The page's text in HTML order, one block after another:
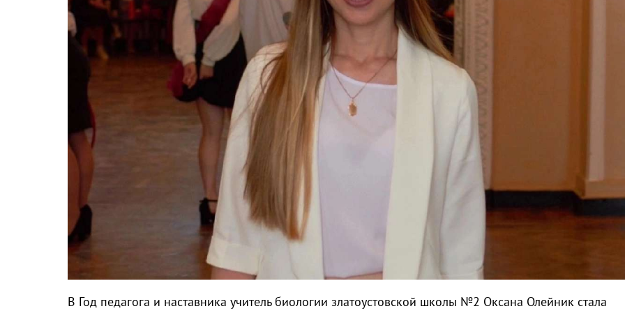
В Год педагога и наставника учитель биологии златоустовской школы №2 Оксана Олейник стала